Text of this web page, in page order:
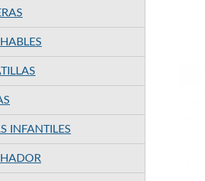
INFANTILES